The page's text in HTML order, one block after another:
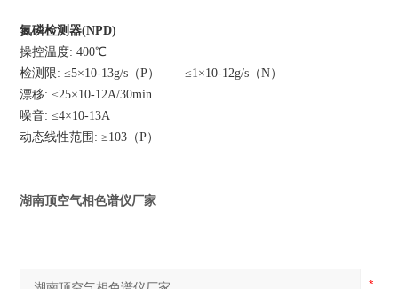
氮磷检测器(NPD)
操控温度: 400℃
检测限: ≤5×10-13g/s（P） ≤1×10-12g/s（N）
漂移: ≤25×10-12A/30min
噪音: ≤4×10-13A
动态线性范围: ≥103（P）
湖南顶空气相色谱仪厂家